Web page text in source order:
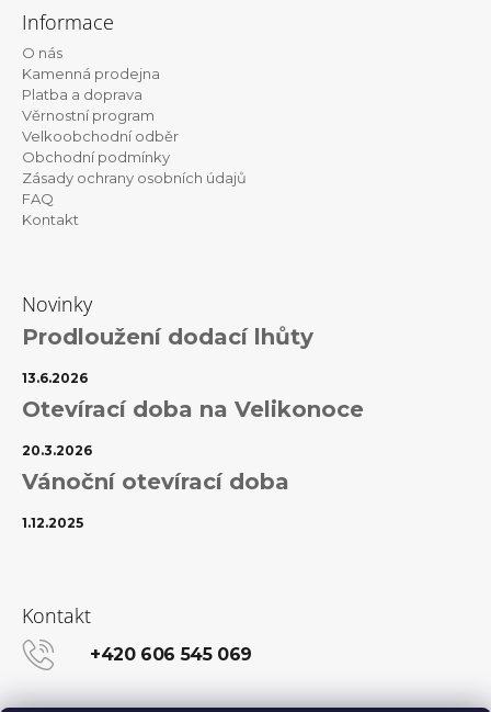
Informace
O nás
Kamenná prodejna
Platba a doprava
Věrnostní program
Velkoobchodní odběr
Obchodní podmínky
Zásady ochrany osobních údajů
FAQ
Kontakt
Novinky
Prodloužení dodací lhůty
13.6.2026
Otevírací doba na Velikonoce
20.3.2026
Vánoční otevírací doba
1.12.2025
Kontakt
+420 606 545 069